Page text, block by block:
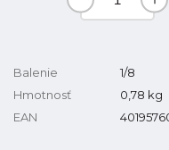
Balenie
1/8
Hmotnosť
0,78 kg
EAN